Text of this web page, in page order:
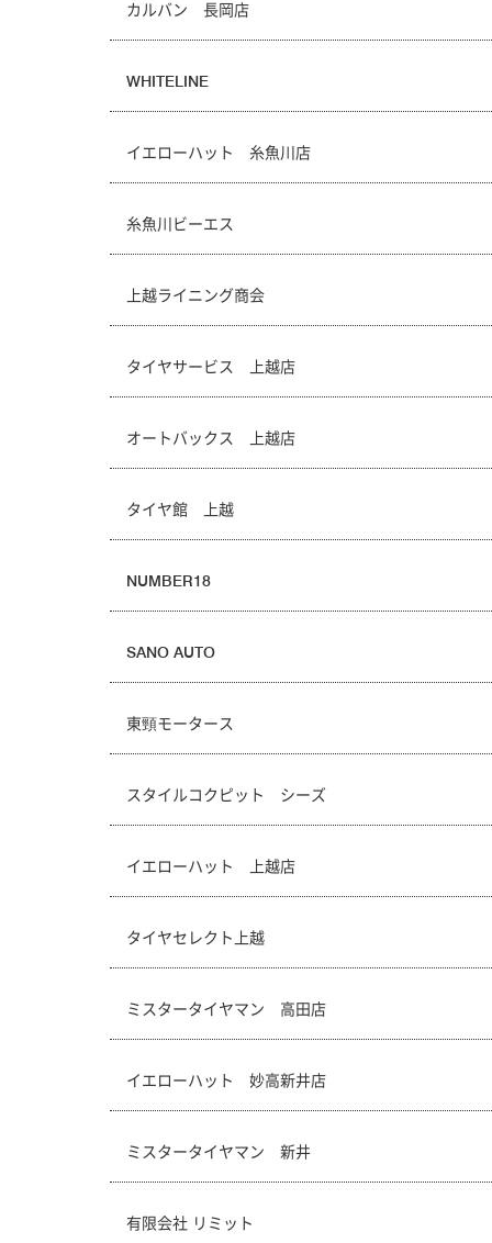
カルバン 長岡店
WHITELINE
イエローハット 糸魚川店
糸魚川ビーエス
上越ライニング商会
タイヤサービス 上越店
オートバックス 上越店
タイヤ館 上越
NUMBER18
SANO AUTO
東頸モータース
スタイルコクピット シーズ
イエローハット 上越店
タイヤセレクト上越
ミスタータイヤマン 高田店
イエローハット 妙高新井店
ミスタータイヤマン 新井
有限会社 リミット